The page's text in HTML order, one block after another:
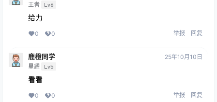
王者 Lv6
给力
0 0 举报 回复
鹿橙同学
星耀 Lv5
25年10月10日
看看
0 0 举报 回复